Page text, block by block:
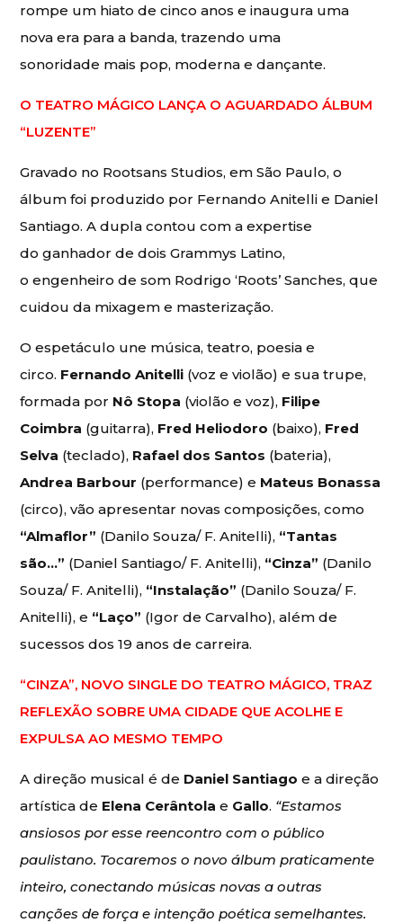
rompe um hiato de cinco anos e inaugura uma
nova era para a banda, trazendo uma
sonoridade mais pop, moderna e dançante.
O TEATRO MÁGICO LANÇA O AGUARDADO ÁLBUM
“LUZENTE”
Gravado no Rootsans Studios, em São Paulo, o
álbum foi produzido por Fernando Anitelli e Daniel
Santiago. A dupla contou com a expertise
do ganhador de dois Grammys Latino,
o engenheiro de som Rodrigo ‘Roots’ Sanches, que
cuidou da mixagem e masterização.
O espetáculo une música, teatro, poesia e
circo. Fernando Anitelli (voz e violão) e sua trupe,
formada por Nô Stopa (violão e voz), Filipe
Coimbra (guitarra), Fred Heliodoro (baixo), Fred
Selva (teclado), Rafael dos Santos (bateria),
Andrea Barbour (performance) e Mateus Bonassa
(circo), vão apresentar novas composições, como
“Almaflor” (Danilo Souza/ F. Anitelli), “Tantas
são…” (Daniel Santiago/ F. Anitelli), “Cinza” (Danilo
Souza/ F. Anitelli), “Instalação” (Danilo Souza/ F.
Anitelli), e “Laço” (Igor de Carvalho), além de
sucessos dos 19 anos de carreira.
“CINZA”, NOVO SINGLE DO TEATRO MÁGICO, TRAZ
REFLEXÃO SOBRE UMA CIDADE QUE ACOLHE E
EXPULSA AO MESMO TEMPO
A direção musical é de Daniel Santiago e a direção
artística de Elena Cerântola e Gallo. “Estamos
ansiosos por esse reencontro com o público
paulistano. Tocaremos o novo álbum praticamente
inteiro, conectando músicas novas a outras
canções de força e intenção poética semelhantes.